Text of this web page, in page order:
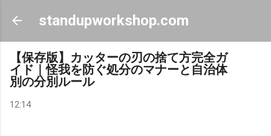
スキップしてメイン コンテンツに移動
standupworkshop.com
【保存版】カッターの刃の捨て方完全ガ
イド｜怪我を防ぐ処分のマナーと自治体
別の分別ルール
12:14